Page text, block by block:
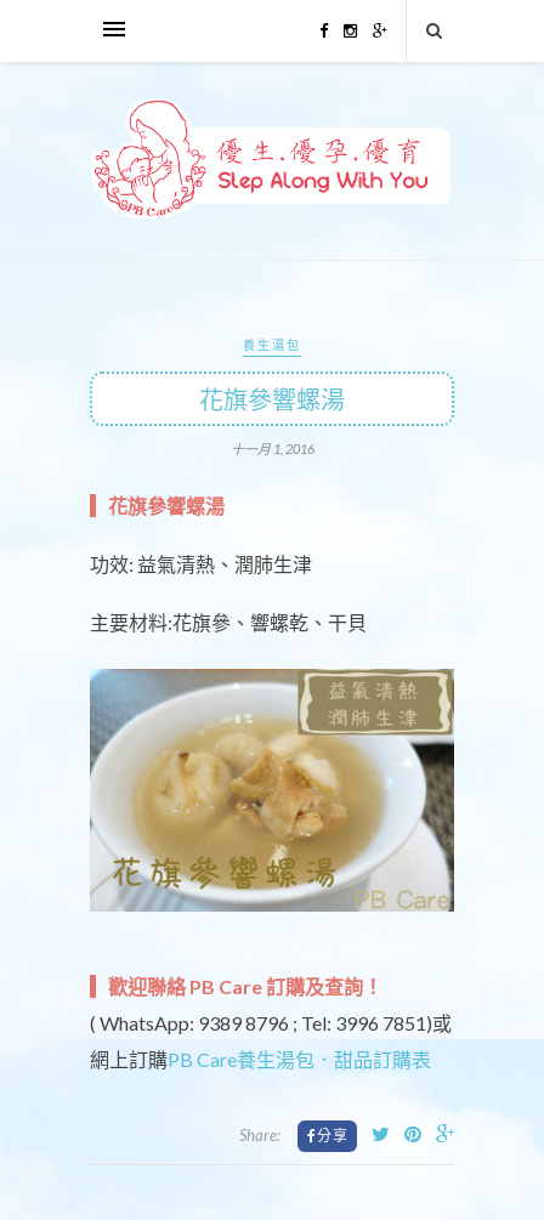
養生湯包
花旗參響螺湯
十一月 1, 2016
花旗參響螺湯
功效: 益氣清熱、潤肺生津
主要材料:花旗參、響螺乾、干貝
歡迎聯絡 PB Care 訂購及查詢！
( WhatsApp: 9389 8796 ; Tel: 3996 7851)或
網上訂購PB Care養生湯包．甜品訂購表
Share: